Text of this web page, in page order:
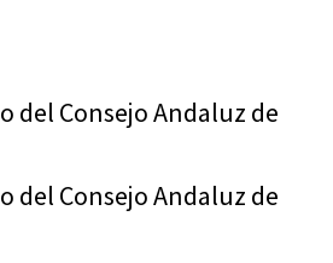
del Consejo Andaluz de
del Consejo Andaluz de